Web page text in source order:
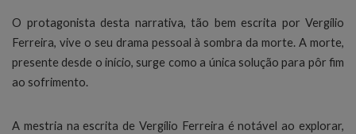
O protagonista desta narrativa, tão bem escrita por Vergílio
Ferreira, vive o seu drama pessoal à sombra da morte. A morte,
presente desde o início, surge como a única solução para pôr fim
ao sofrimento.
A mestria na escrita de Vergílio Ferreira é notável ao explorar,